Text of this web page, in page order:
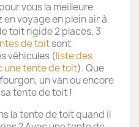
vous la meilleure
voyage en plein air à
toit rigide 2 places, 3
de toitsont
véhicules (liste des
une tente de toit). Que
un van ou encore
tente de toit !
la tente de toit quand il